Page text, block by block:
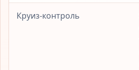
Круиз-контроль